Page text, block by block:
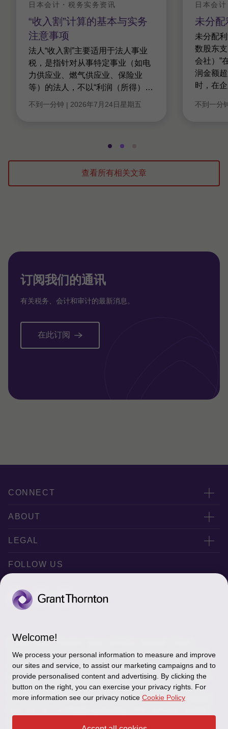
“收入割”计算的基本与实务
注意事项
日本会计・税务实务资讯
法人“收入割”主要适用于法人事业
税，是指针对从事特定事业（如电
力供应业、燃气供应业、保险业
等）的法人，不以“利润（所得）
…
不到一分钟 | 2026年7月24日星期五
未分
日本会
未分配
数股东
会社）”
润金额
时，在
不到一分
转
到
幻
转
到
幻
到
幻
查看所有相关文章
订阅我们的通讯
有关税务、会计和审计的最新消息。
在此订阅
CONNECT
联系我们
Office Map
ABOUT
公司简介
LEGAL
Privacy policy
Cookie Settings
FOLLOW US
© 2026 Grant Thornton Japan. All rights reserved. “Grant
Thornton” refers to the brand under which the Grant Thornton
member firms provide assurance, tax and advisory services to
their clients and/or refers to one or more member firms, as the
context requires. Grant Thornton Japan is a member firm of
Grant Thornton International Ltd (GTIL). GTIL and the member
Welcome!
We process your personal information to measure and improve
our sites and service, to assist our marketing campaigns and to
provide personalised content and advertising. By clicking the
button on the right, you can exercise your privacy rights. For
more information see our privacy notice Cookie Policy